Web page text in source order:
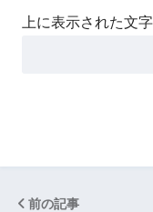
上に表示された文
前の記事